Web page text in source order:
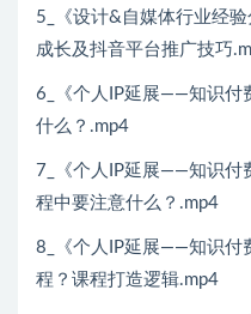
5_《设计&自媒体行业经
成长及抖音平台推广技巧
6_《个人IP延展——知识付
什么？.mp4
7_《个人IP延展——知识
程中要注意什么？.mp4
8_《个人IP延展——知识付
程？课程打造逻辑.mp4